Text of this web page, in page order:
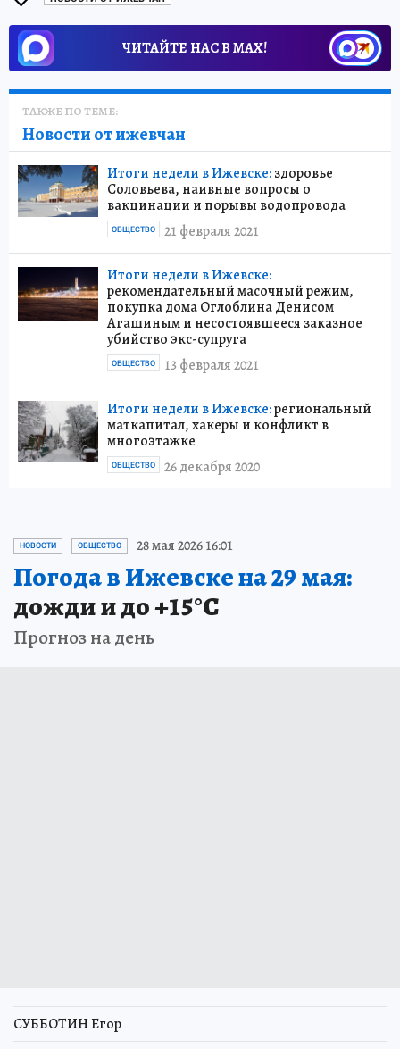
ЧИТАЙТЕ НАС В МАХ!
ТАКЖЕ ПО ТЕМЕ:
Новости от ижевчан
Итоги недели в Ижевске:здоровье
Соловьева, наивные вопросы о
вакцинации и порывы водопровода
21 февраля 2021
ОБЩЕСТВО
Итоги недели в Ижевске:
рекомендательный масочный режим,
покупка дома Оглоблина Денисом
Агашиным и несостоявшееся заказное
убийство экс-супруга
13 февраля 2021
ОБЩЕСТВО
Итоги недели в Ижевске:региональный
маткапитал, хакеры и конфликт в
многоэтажке
26 декабря 2020
ОБЩЕСТВО
НОВОСТИ ОБЩЕСТВО 28 мая 2026 16:01
Погода в Ижевске на 29 мая:
дожди и до +15°С
Прогноз на день
СУББОТИН Егор